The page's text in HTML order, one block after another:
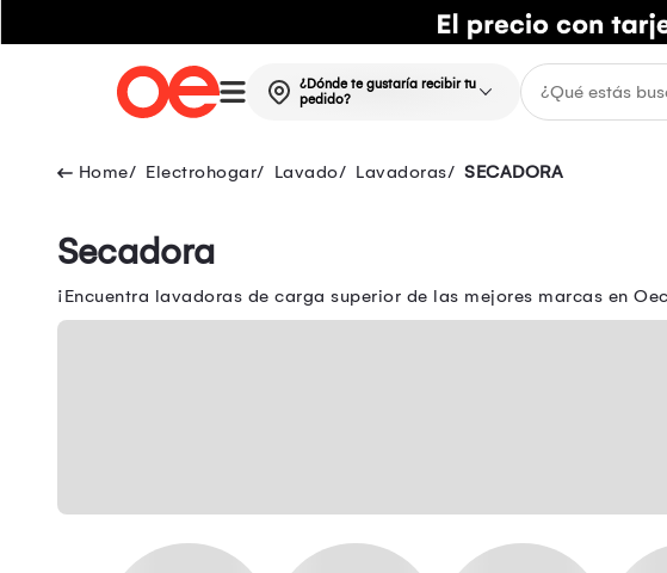
¿Dónde te gustaría recibir tu
pedido?
Electrohogar Lavado Lavadoras SECADORA
Secadora
¡Encuentra lavadoras de carga superior de las mejores marcas en